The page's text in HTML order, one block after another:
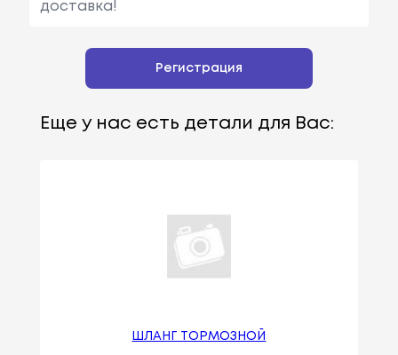
доставка!
Регистрация
Еще у нас есть детали для Вас:
ШЛАНГ ТОРМОЗНОЙ